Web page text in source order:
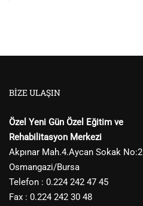
BIZE ULAŞIN
Özel Yeni Gün Özel Eğitim ve
Rehabilitasyon Merkezi
Akpınar Mah.4.Aycan Sokak No:2
Osmangazi/Bursa
Telefon : 0.224 242 47 45
Fax : 0.224 242 30 48